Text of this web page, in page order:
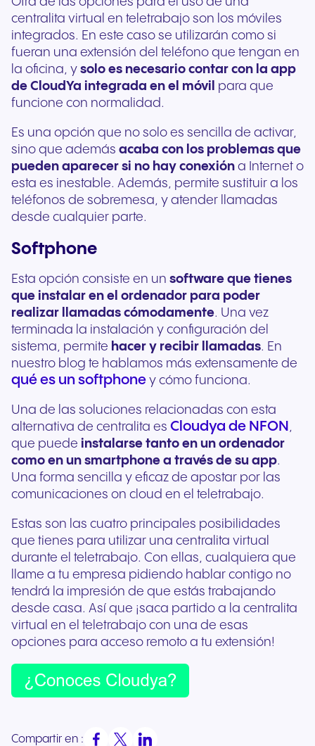
centralita virtual en teletrabajo son los móviles
integrados. En este caso se utilizarán como si
fueran una extensión del teléfono que tengan en
la oficina, y solo es necesario contar con la app
de CloudYa integrada en el móvil para que
funcione con normalidad.
Es una opción que no solo es sencilla de activar,
sino que además acaba con los problemas que
pueden aparecer si no hay conexión a Internet o
esta es inestable. Además, permite sustituir a los
teléfonos de sobremesa, y atender llamadas
desde cualquier parte.
Softphone
Esta opción consiste en un software que tienes
que instalar en el ordenador para poder
realizar llamadas cómodamente. Una vez
terminada la instalación y configuración del
sistema, permite hacer y recibir llamadas. En
nuestro blog te hablamos más extensamente de
qué es un softphone y cómo funciona.
Una de las soluciones relacionadas con esta
alternativa de centralita es Cloudya de NFON ,
que puede instalarse tanto en un ordenador
como en un smartphone a través de su app.
Una forma sencilla y eficaz de apostar por las
comunicaciones on cloud en el teletrabajo.
Estas son las cuatro principales posibilidades
que tienes para utilizar una centralita virtual
durante el teletrabajo. Con ellas, cualquiera que
llame a tu empresa pidiendo hablar contigo no
tendrá la impresión de que estás trabajando
desde casa. Así que ¡saca partido a la centralita
virtual en el teletrabajo con una de esas
opciones para acceso remoto a tu extensión!
Compartir en :